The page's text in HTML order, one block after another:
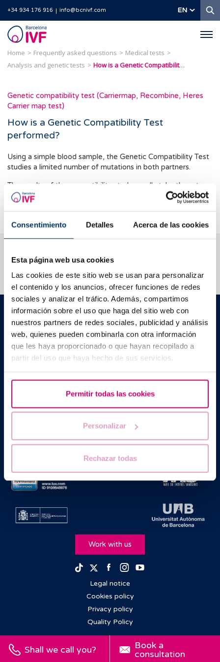
Consentimiento Detalles Acerca de las cookies
Esta página web usa cookies
Las cookies de este sitio web se usan para personalizar
el contenido y los anuncios, ofrecer funciones de redes
sociales y analizar el tráfico. Además, compartimos
información sobre el uso que haga del sitio web con
nuestros partners de redes sociales, publicidad y análisis
web, quienes pueden combinarla con otra información
que les haya proporcionado o que hayan recopilado a
partir del uso que haya hecho de sus servicios.
Permitir todas las cookies
Personalizar
Rechazar todas
+34 934 176 916 info@bcnivf.com EN
Barcelona
IVF
Home Frequently asked questions
Medical tests
Analysis and genetic tests
How is a Genetic Compatibility Test performed?
Genetic compatibility test (Carriermap, Recombine, Heres
Carrier map test)
How is a Genetic Compatibility Test
performed?
Using a simple blood sample, the Genetic Compatibility Test
studies a limited number of mutations in both partners.
The results of the compatibility study usually take three to
four weeks and can detect about 300 genetic diseases of
the nearly 7,000 we know.
Shall we call you?
Book a
consultation
Barcelona IVF
Planetarium Building
Escoles Pies, 103. 08017 Barcelona, Spain
+34 934 176 916
Barcelona IVF is a Healthcare Centre approved by the Generalitat
Reproduction Centre with code no. E08050604
Work with us
TikTokTwitterFacebook
Instagram
Legal notice
Cookies policy
Privacy policy
Quality Policy